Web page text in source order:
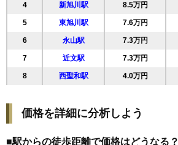
22 南7条通 11万円
23 南4条通 11万円
24 南5条通 11万円
25 5条西 11万円
26 豊岡2条 11万円
28 神楽1条 11万円
4 新旭川駅 8.5万円
5 東旭川駅 7.6万円
6 永山駅 7.3万円
7 近文駅 7.3万円
8 西聖和駅 4.0万円
価格を詳細に分析しよう
■駅からの徒歩距離で価格はどうなる？